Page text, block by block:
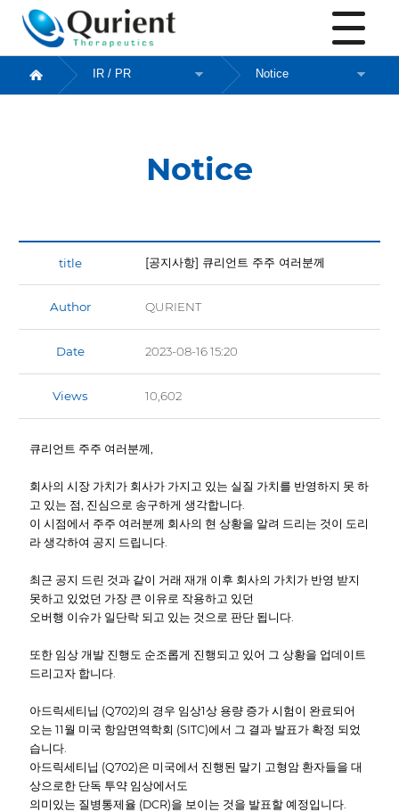
Notice
Notice
[공지사항] 큐리언트 주주 여러분께
Author QURIENT
Date 2023-08-16 15:20
Views 10,602
큐리언트 주주 여러분께,
회사의 시장 가치가 회사가 가지고 있는 실질 가치를 반영하지 못 하
고 있는 점, 진심으로 송구하게 생각합니다.
이 시점에서 주주 여러분께 회사의 현 상황을 알려 드리는 것이 도리
라 생각하여 공지 드립니다.
최근 공지 드린 것과 같이 거래 재개 이후 회사의 가치가 반영 받지
못하고 있었던 가장 큰 이유로 작용하고 있던
오버행 이슈가 일단락 되고 있는 것으로 판단 됩니다.
또한 임상 개발 진행도 순조롭게 진행되고 있어 그 상황을 업데이트
드리고자 합니다.
아드릭세티닙 (Q702)의 경우 임상1상 용량 증가 시험이 완료되어
오는 11월 미국 항암면역학회 (SITC)에서 그 결과 발표가 확정 되었
습니다.
아드릭세티닙 (Q702)은 미국에서 진행된 말기 고형암 환자들을 대
상으로한 단독 투약 임상에서도
의미있는 질병통제율 (DCR)을 보이는 것을 발표할 예정입니다.